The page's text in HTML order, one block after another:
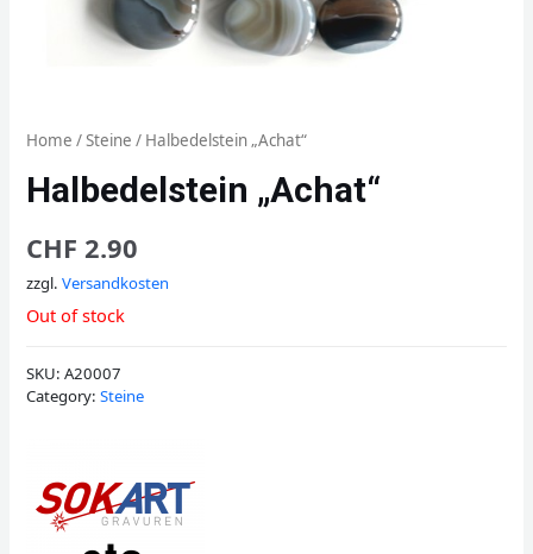
Home /Steine / Halbedelstein „Achat“
Halbedelstein „Achat“
CHF 2.90
zzgl.Versandkosten
Out of stock
SKU:A20007
Category:Steine